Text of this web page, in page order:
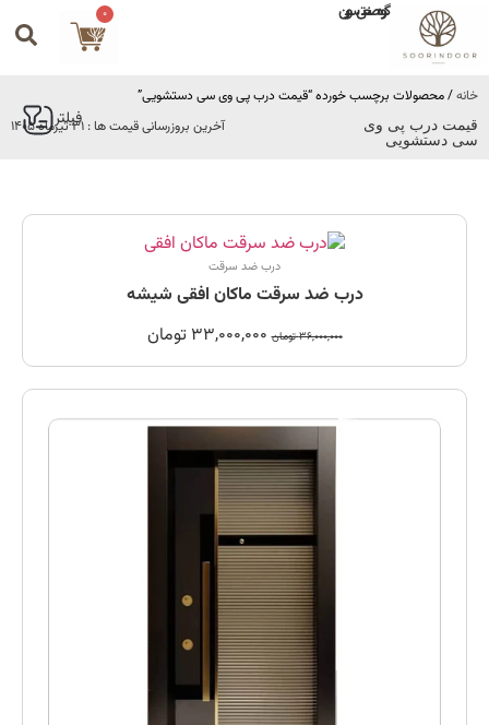
گروه صنعتی سورین 0
خانه/ محصولات برچسب خورده “قیمت درب پی وی سی دستشویی”
فیلتر
قیمت درب پی وی
سی دستشویی
آخرین بروزرسانی قیمت ها : 31 تیرماه 1405
درب ضد سرقت
درب ضد سرقت ماکان افقی شیشه
36,000,000 تومان 33,000,000 تومان